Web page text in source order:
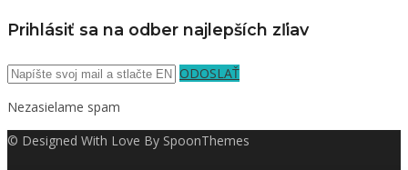
Prihlásiť sa na odber najlepších zľiav
ODOSLAŤ
Nezasielame spam
© Designed With Love By SpoonThemes